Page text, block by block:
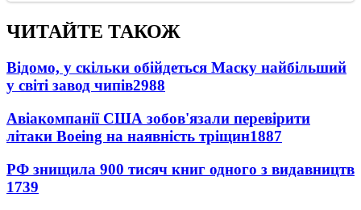
ЧИТАЙТЕ ТАКОЖ
Відомо, у скільки обійдеться Маску найбільший
у світі завод чипів2988
Авіакомпанії США зобов'язали перевірити
літаки Boeing на наявність тріщин1887
РФ знищила 900 тисяч книг одного з видавництв
1739